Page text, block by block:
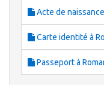
Acte de
Carte identité à
Passeport à